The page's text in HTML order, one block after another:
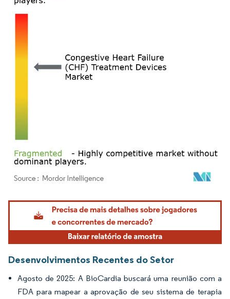
Imagem © Mordor Intelligence. O reuso requer atribuição conforme CC BY 4.0.
Desenvolvimentos Recentes do Setor
Agosto de 2025: A BioCardia buscará uma reunião com a
FDA para mapear a aprovação de seu sistema de terapia